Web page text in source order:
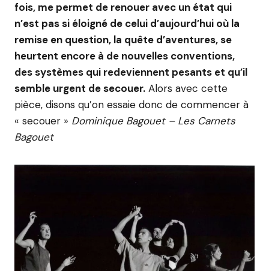
fois, me permet de renouer avec un état qui
n’est pas si éloigné de celui d’aujourd’hui où la
remise en question, la quête d’aventures, se
heurtent encore à de nouvelles conventions,
des systèmes qui redeviennent pesants et qu’il
semble urgent de secouer. Alors avec cette
pièce, disons qu’on essaie donc de commencer à
« secouer » Dominique Bagouet – Les Carnets
Bagouet